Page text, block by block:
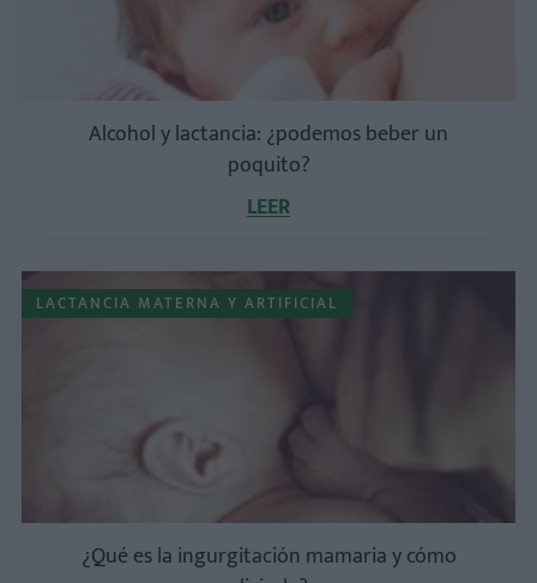
Alcohol y lactancia: ¿podemos beber un
poquito?
LEER
LACTANCIA MATERNA Y ARTIFICIAL
¿Qué es la ingurgitación mamaria y cómo